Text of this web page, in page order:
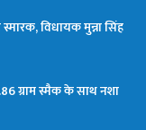
विधायक मुन्ना सिंह
ग्राम स्मैक के साथ नशा